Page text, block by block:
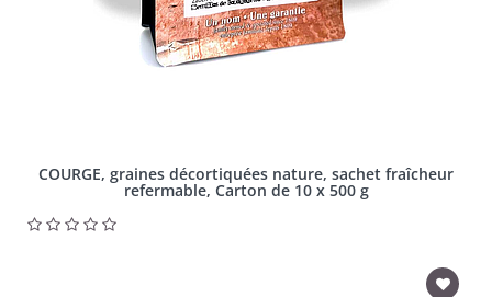
COURGE, graines décortiquées nature, sachet fraîcheur
refermable, Carton de 10 x 500 g